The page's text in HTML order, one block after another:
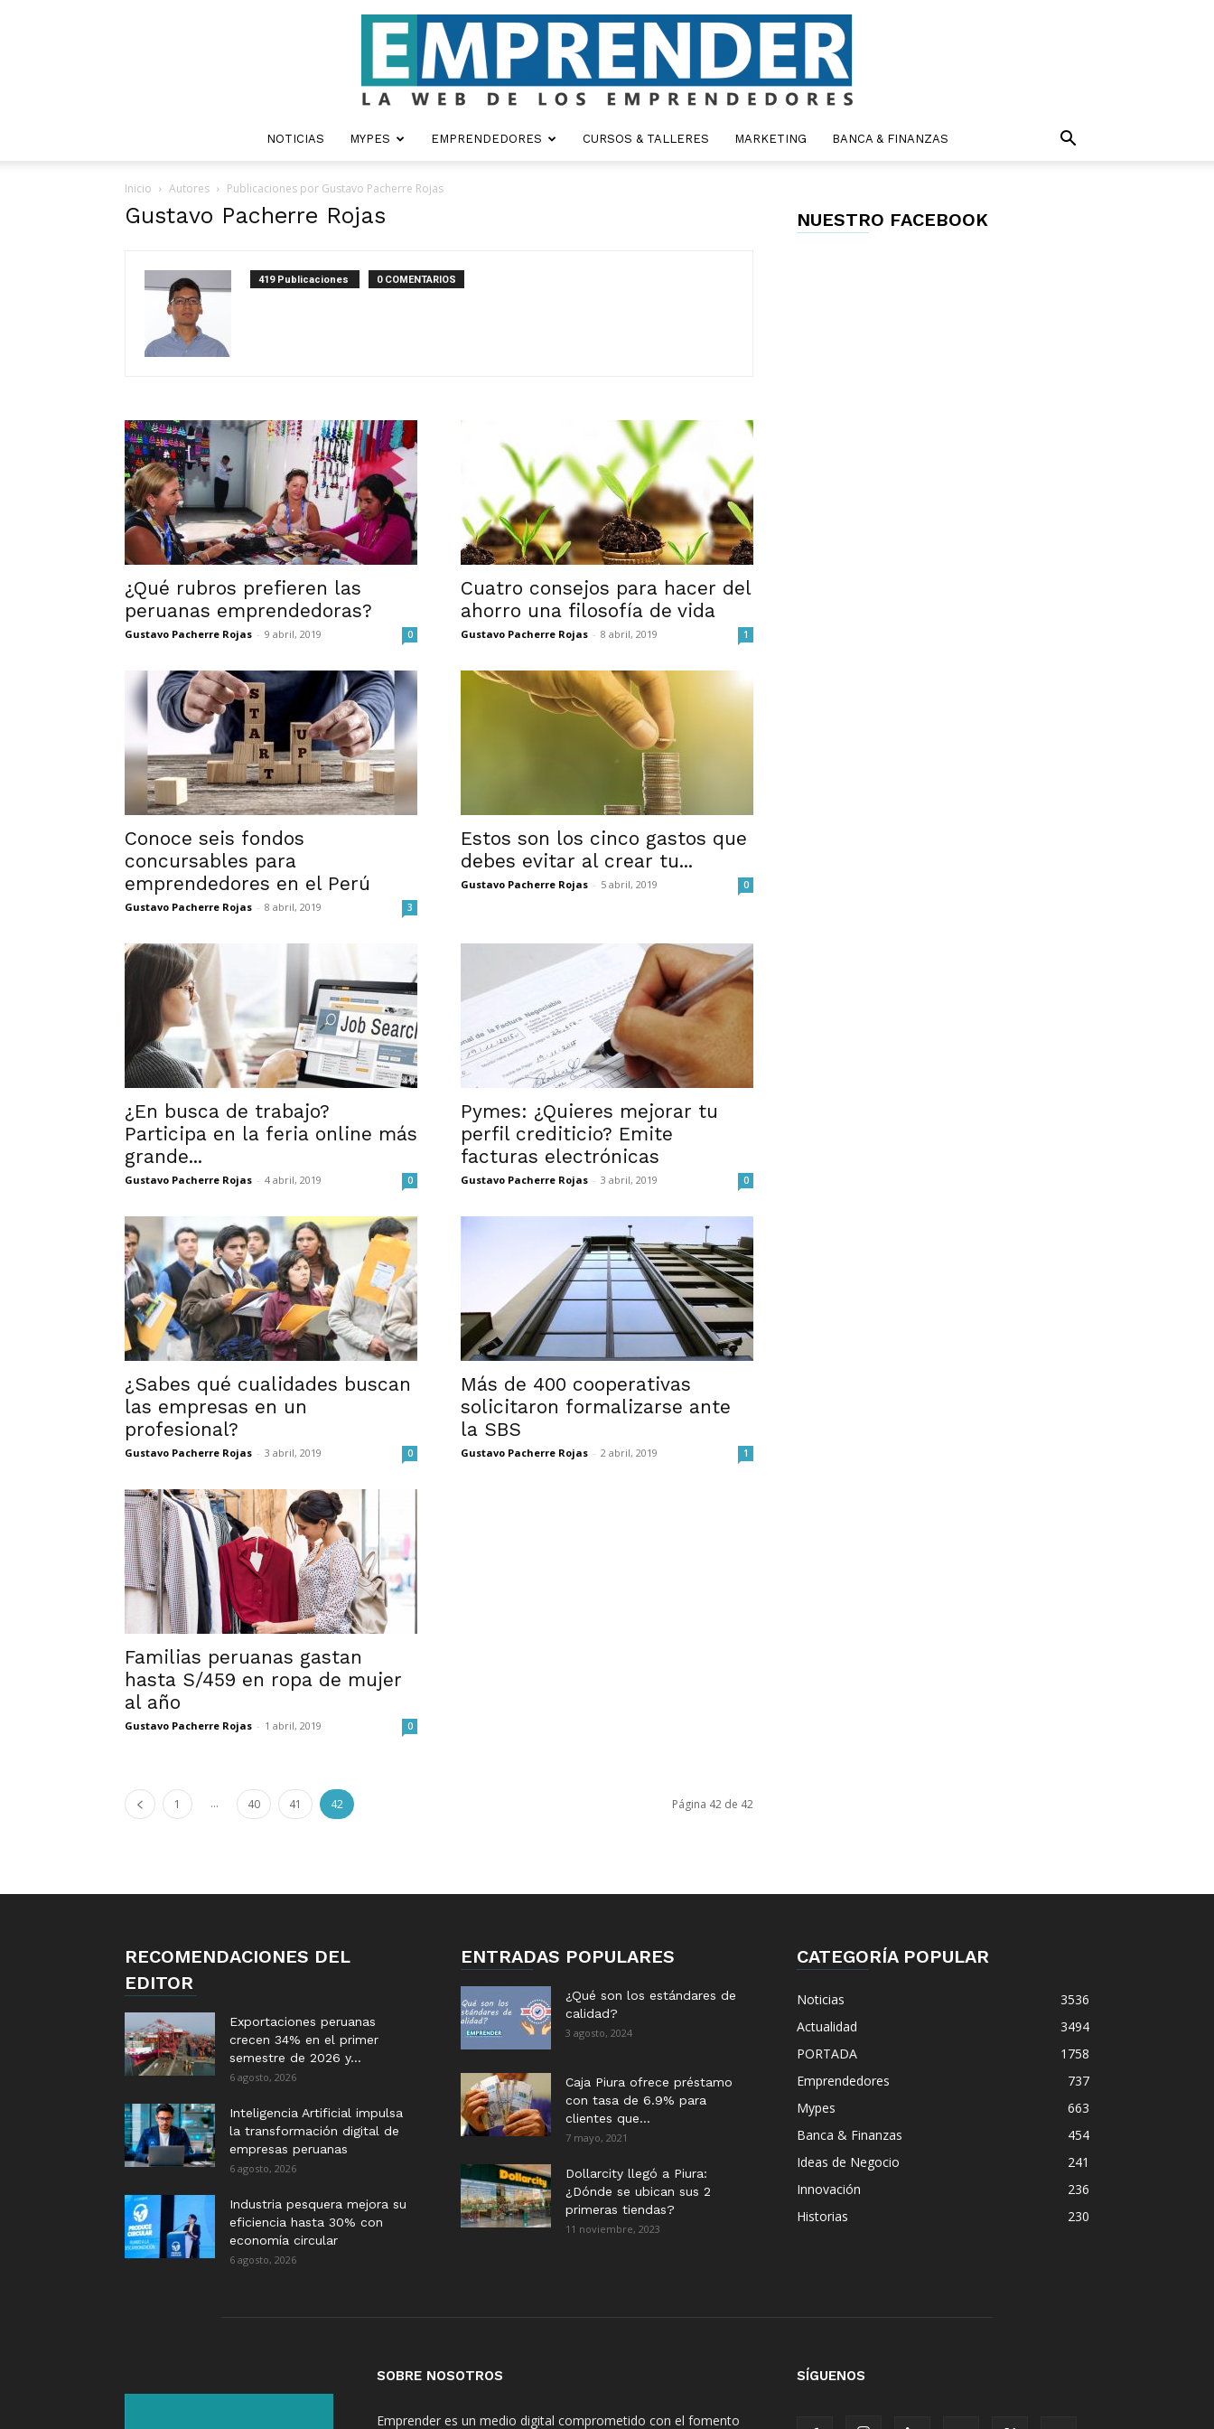
NOTICIAS MYPES EMPRENDEDORES CURSOS & TALLERES MARKETING BANCA & FINANZAS
Inicio Autores Publicaciones por Gustavo Pacherre Rojas
Gustavo Pacherre Rojas
419 Publicaciones 0 COMENTARIOS
¿Qué rubros prefieren las
peruanas emprendedoras?
Gustavo Pacherre Rojas - 9 abril, 2019 0
Cuatro consejos para hacer del
ahorro una filosofía de vida
Gustavo Pacherre Rojas - 8 abril, 2019 1
Conoce seis fondos
concursables para
emprendedores en el Perú
Gustavo Pacherre Rojas - 8 abril, 2019 3
Estos son los cinco gastos que
debes evitar al crear tu...
Gustavo Pacherre Rojas - 5 abril, 2019 0
¿En busca de trabajo?
Participa en la feria online más
grande...
Gustavo Pacherre Rojas - 4 abril, 2019 0
Pymes: ¿Quieres mejorar tu
perfil crediticio? Emite
facturas electrónicas
Gustavo Pacherre Rojas - 3 abril, 2019 0
¿Sabes qué cualidades buscan
las empresas en un
profesional?
Gustavo Pacherre Rojas - 3 abril, 2019 0
Más de 400 cooperativas
solicitaron formalizarse ante
la SBS
Gustavo Pacherre Rojas - 2 abril, 2019 1
Familias peruanas gastan
hasta S/459 en ropa de mujer
al año
Gustavo Pacherre Rojas - 1 abril, 2019 0
1 ... 40 41 42 Página 42 de 42
NUESTRO FACEBOOK
RECOMENDACIONES DEL
EDITOR
Exportaciones peruanas
crecen 34% en el primer
semestre de 2026 y...
6 agosto, 2026
Inteligencia Artificial impulsa
la transformación digital de
empresas peruanas
6 agosto, 2026
Industria pesquera mejora su
eficiencia hasta 30% con
economía circular
6 agosto, 2026
ENTRADAS POPULARES
¿Qué son los estándares de
calidad?
3 agosto, 2024
Caja Piura ofrece préstamo
con tasa de 6.9% para
clientes que...
7 mayo, 2021
Dollarcity llegó a Piura:
¿Dónde se ubican sus 2
primeras tiendas?
11 noviembre, 2023
CATEGORÍA POPULAR
Noticias
3536
Actualidad
3494
PORTADA
1758
Emprendedores
737
Mypes
663
Banca & Finanzas
454
Ideas de Negocio
241
Innovación
236
Historias
230
SOBRE NOSOTROS
Emprender es un medio digital comprometido con el fomento
SÍGUENOS